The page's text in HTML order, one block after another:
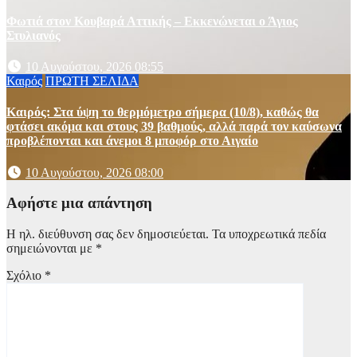
Φωτιά στον Κουβαρά Αττικής – Εκκενώνεται ο Άγιος
Στυλιανός
10 Αυγούστου, 2026 08:55
Καιρός ΠΡΩΤΗ ΣΕΛΙΔΑ
Καιρός: Στα ύψη το θερμόμετρο σήμερα (10/8), καθώς θα
φτάσει ακόμα και στους 39 βαθμούς, αλλά παρά τον καύσωνα
προβλέπονται και άνεμοι 8 μποφόρ στο Αιγαίο
10 Αυγούστου, 2026 08:00
Αφήστε μια απάντηση
Η ηλ. διεύθυνση σας δεν δημοσιεύεται. Τα υποχρεωτικά πεδία
σημειώνονται με *
Σχόλιο *